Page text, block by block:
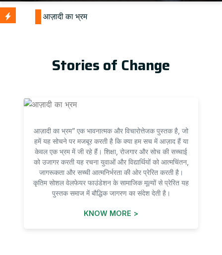
Stories of Change
आज़ादी का भ्रम” एक भावनात्मक और विचारोत्तेजक पुस्तक है, जो
हमें यह सोचने पर मजबूर करती है कि क्या हम सच में आज़ाद हैं या
केवल एक भ्रम में जी रहे हैं। शिक्षा, रोजगार और सोच की सच्चाई
को उजागर करती यह रचना युवाओं और विद्यार्थियों को आत्मचिंतन,
जागरूकता और सच्ची आत्मनिर्भरता की ओर प्रेरित करती है।
कृतिम सोशल वेलफेयर फाउंडेशन के सामाजिक मूल्यों से प्रेरित यह
पुस्तक समाज में बौद्धिक जागरण का संदेश देती है।
KNOW MORE >